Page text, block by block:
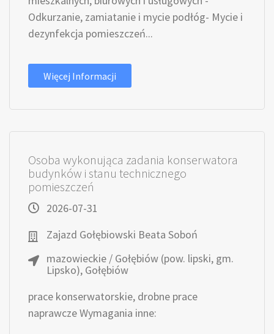
Odkurzanie, zamiatanie i mycie podłóg- Mycie i
dezynfekcja pomieszczeń...
Więcej Informacji
Osoba wykonująca zadania konserwatora
budynków i stanu technicznego
pomieszczeń
2026-07-31
Zajazd Gołębiowski Beata Soboń
mazowieckie / Gołębiów (pow. lipski, gm.
Lipsko), Gołębiów
prace konserwatorskie, drobne prace
naprawcze Wymagania inne: